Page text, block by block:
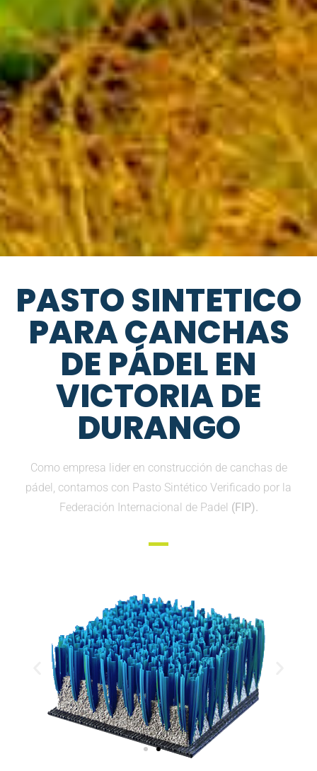
PASTO SINTETICO
PARA CANCHAS
DE PÁDEL EN
VICTORIA DE
DURANGO
Como empresa lider en construcción de canchas de
pádel, contamos con Pasto Sintético Verificado por la
Federación Internacional de Padel (FIP).